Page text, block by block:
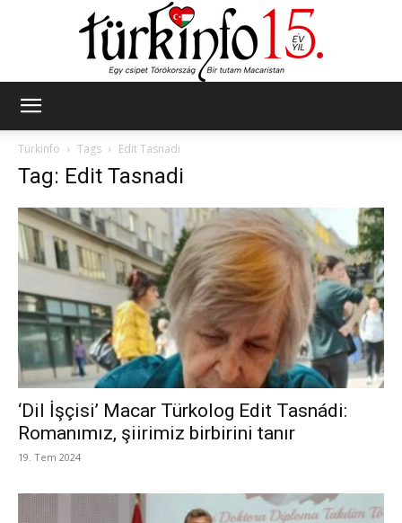
Türkinfo
Tags Edit Tasnadi
Tag: Edit Tasnadi
‘Dil İşçisi’ Macar Türkolog Edit Tasnádi:
Romanımız, şiirimiz birbirini tanır
19. Tem 2024